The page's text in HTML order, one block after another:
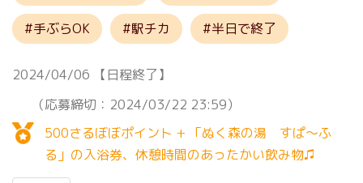
手ぶらOK 駅チカ 半日で終了
2024/04/06
【日程終了】
（応募締切：2024/03/22 23:59）
500さるぼぼポイント + 「ぬく森の湯 すぱ～ふ
る」の入浴券、休憩時間のあったかい飲み物♫